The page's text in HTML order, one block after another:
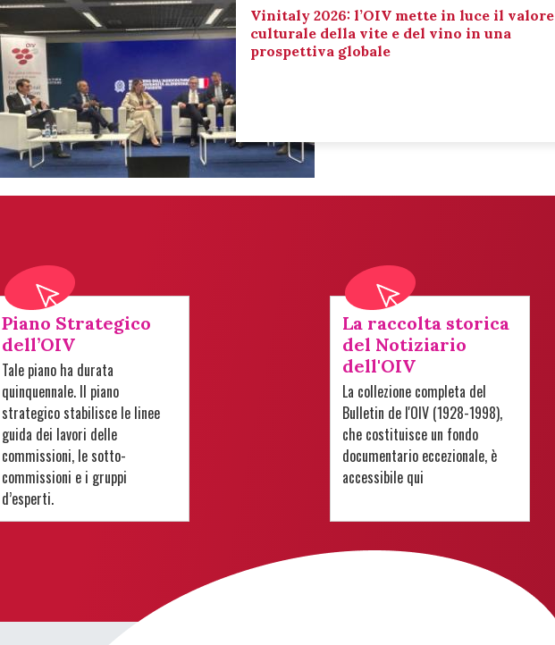
Vinitaly 2026: l’OIV mette in luce il valore
culturale della vite e del vino in una
prospettiva globale
Piano Strategico
dell’OIV
Tale piano ha durata
quinquennale. Il piano
strategico stabilisce le linee
guida dei lavori delle
commissioni, le sotto-
commissioni e i gruppi
d’esperti.
La raccolta storica
del Notiziario
dell'OIV
La collezione completa del
Bulletin de l'OIV (1928-1998),
che costituisce un fondo
documentario eccezionale, è
accessibile qui